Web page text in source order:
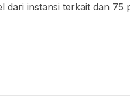
dari instansi terkait dan 75